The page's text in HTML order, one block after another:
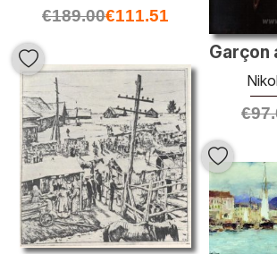
€189.00€111.51
€